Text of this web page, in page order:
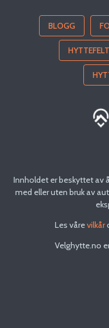
BLOGG
HYTTEFELT
Innholdet er beskyttet av
med eller uten bruk av
Les vårevilkår
Velghytte.no